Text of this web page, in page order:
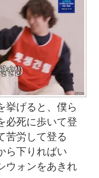
挙げると、僕ら
必死に歩いて登
苦労して登る
ら下りればい
ウォンをあきれ